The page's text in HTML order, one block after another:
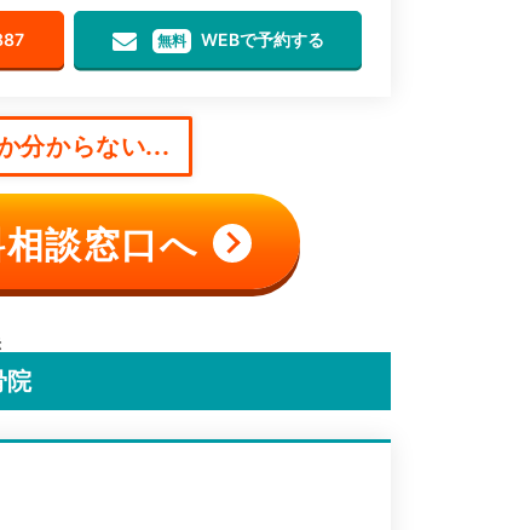
無料 WEBで予約する
分からない...
談窓口へ
院